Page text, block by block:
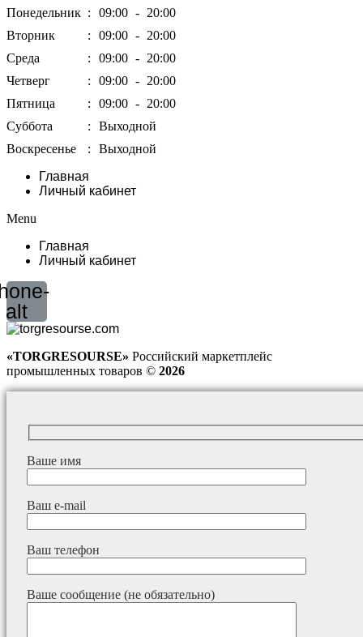
Понедельник : 09:00 - 20:00
Вторник
: 09:00 - 20:00
Среда
: 09:00 - 20:00
Четверг
: 09:00 - 20:00
Пятница
: 09:00 - 20:00
Суббота
:
Выходной
Воскресенье
:
Выходной
Главная
Личный кабинет
Menu
Главная
Личный кабинет
alt
«TORGRESOURSE» Российский маркетплейс
промышленных товаров © 2026
Ваше имя
Ваш e-mail
Ваш телефон
Ваше сообщение (не обязательно)